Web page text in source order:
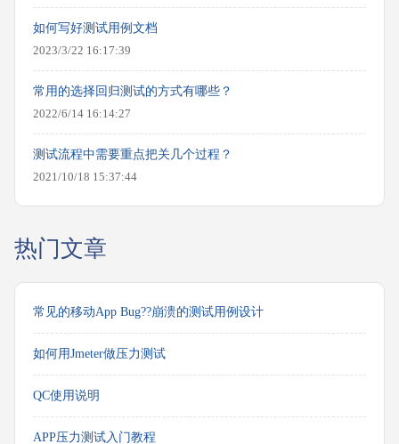
如何写好测试用例文档
2023/3/22 16:17:39
常用的选择回归测试的方式有哪些？
2022/6/14 16:14:27
测试流程中需要重点把关几个过程？
2021/10/18 15:37:44
热门文章
常见的移动App Bug??崩溃的测试用例设计
如何用Jmeter做压力测试
QC使用说明
APP压力测试入门教程